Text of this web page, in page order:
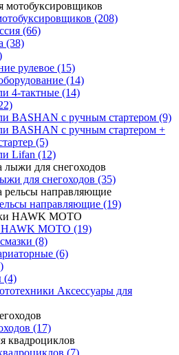
(208)
(66)
(38)
рулевое (15)
(14)
4-тактные (14)
BASHAN с ручным стартером (9)
BASHAN с ручным стартером +
(5)
Lifan (12)
для снегоходов (35)
направляющие (19)
MOTO (19)
(8)
(6)
(4)
Аксессуары для
(17)
(7)